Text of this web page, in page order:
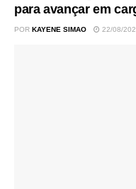
para avançar em
POR KAYENE SIMAO 22/08/